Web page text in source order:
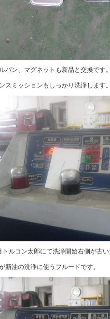
パン、マグネットも新品と交換です
スミッションもしっかり洗浄します
トルコン太郎にて洗浄開始右側が古
新油の洗浄に使うフルードです。